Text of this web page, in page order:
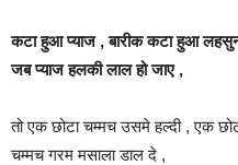
कटा हुआ प्याज , बारीक कटा हुआ
जब प्याज हलकी लाल हो जाए ,
तो एक छोटा चम्मच उसमे हल्दी , एक
चम्मच गरम मसाला डाल दे ,